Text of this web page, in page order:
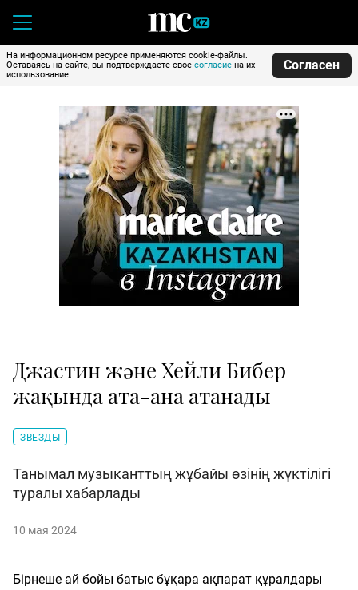
На информационном ресурсе применяются cookie-файлы.
Оставаясь на сайте, вы подтверждаете свое согласие на их
использование.
Согласен
Джастин және Хейли Бибер
жақында ата-ана атанады
ЗВЕЗДЫ
Танымал музыканттың жұбайы өзінің жүктілігі
туралы хабарлады
10 мая 2024
Бірнеше ай бойы батыс бұқара ақпарат құралдары